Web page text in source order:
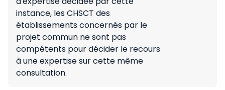
instance, les CHSCT des
établissements concernés par le
projet commun ne sont pas
compétents pour décider le recours
à une expertise sur cette même
consultation.